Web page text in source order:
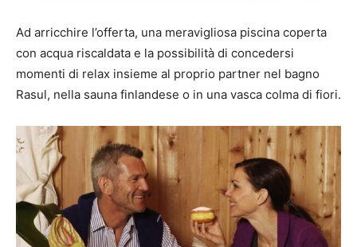
Ad arricchire l’offerta, una meravigliosa piscina coperta
con acqua riscaldata e la possibilità di concedersi
momenti di relax insieme al proprio partner nel bagno
Rasul, nella sauna finlandese o in una vasca colma di fiori.